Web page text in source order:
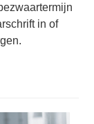
in of